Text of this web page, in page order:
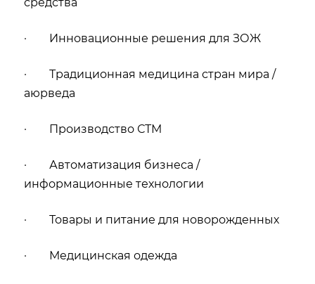
· Инновационные решения для ЗОЖ
· Традиционная медицина стран мира /
аюрведа
· Производство СТМ
· Автоматизация бизнеса /
информационные технологии
· Товары и питание для новорожденных
· Медицинская одежда